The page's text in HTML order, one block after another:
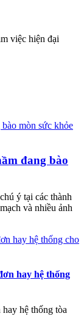
việc hiện đại
đang bào
ý tại các thành
và nhiều ảnh
hay hệ thống
hệ thống tòa